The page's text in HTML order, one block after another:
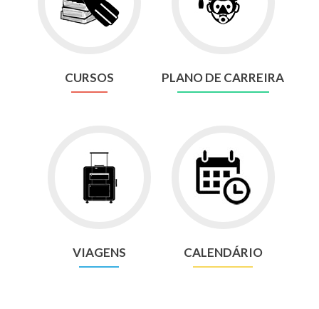
CURSOS PLANO DE CARREIRA
VIAGENS CALENDÁRIO